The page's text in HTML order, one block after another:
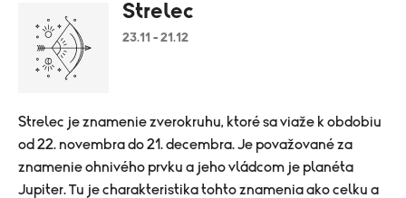
Strelec
23.11 - 21.12
Strelec je znamenie zverokruhu, ktoré sa viaže k obdobiu
od 22. novembra do 21. decembra. Je považované za
znamenie ohnivého prvku a jeho vládcom je planéta
Jupiter. Tu je charakteristika tohto znamenia ako celku a